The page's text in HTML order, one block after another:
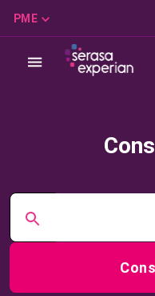
PME